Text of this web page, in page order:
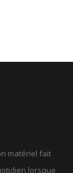
matériel fait
lorsque